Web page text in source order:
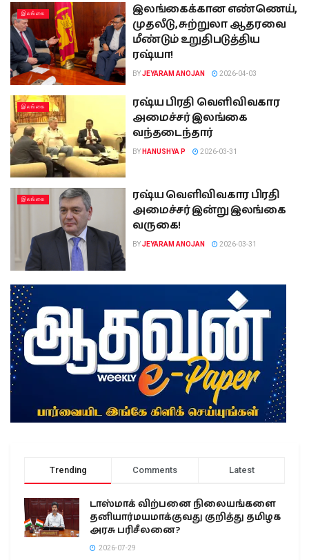
இலங்கை
இலங்கைக்கான எண்ணெய்,
முதலீடு, சுற்றுலா ஆதரவை
மீண்டும் உறுதிபடுத்திய
ரஷ்யா!
BYJEYARAM ANOJAN 2026-04-03
இலங்கை
ரஷ்ய பிரதி வெளிவிவகார
அமைச்சர் இலங்கை
வந்தடைந்தார்
BY HANUSHYA P 2026-03-31
இலங்கை
ரஷ்ய வெளிவிவகார பிரதி
அமைச்சர் இன்று இலங்‍கை
வருகை!
BYJEYARAM ANOJAN 2026-03-31
Trending Comments Latest
டாஸ்மாக் விற்பனை நிலையங்களை
தனியார்மயமாக்குவது குறித்து தமிழக
அரசு பரிசீலனை?
2026-07-29